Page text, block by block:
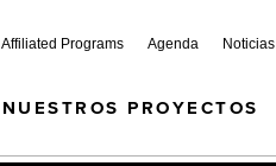
Affiliated Programs Agenda Noticias
NUESTROS PROYECTOS